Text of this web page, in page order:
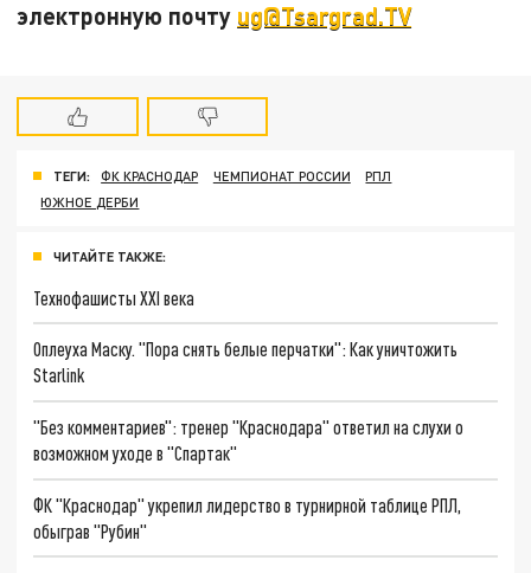
электронную почту ug@Tsargrad.TV
ТЕГИ: ФК КРАСНОДАР ЧЕМПИОНАТ РОССИИ
РПЛ
ЮЖНОЕ ДЕРБИ
ЧИТАЙТЕ ТАКЖЕ:
Технофашисты XXI века
Оплеуха Маску. "Пора снять белые перчатки": Как уничтожить
Starlink
"Без комментариев": тренер "Краснодара" ответил на слухи о
возможном уходе в "Спартак"
ФК "Краснодар" укрепил лидерство в турнирной таблице РПЛ,
обыграв "Рубин"